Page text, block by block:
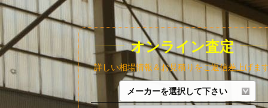
オンライン査定
詳しい相場情報＆お見積りをご返信差上げま